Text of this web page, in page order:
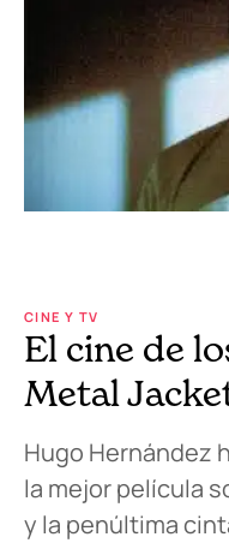
CINE Y TV
El cine de
Metal
Hugo Hernández
la mejor película
y la penúltima